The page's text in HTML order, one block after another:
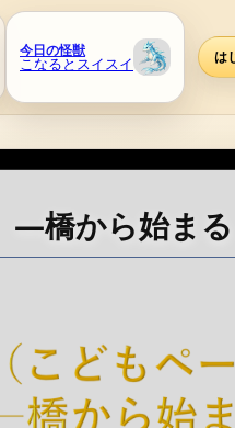
今日の怪獣
こなるとスイスイ は
ら始まる